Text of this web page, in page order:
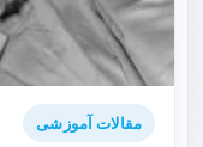
مقالات آموزشی